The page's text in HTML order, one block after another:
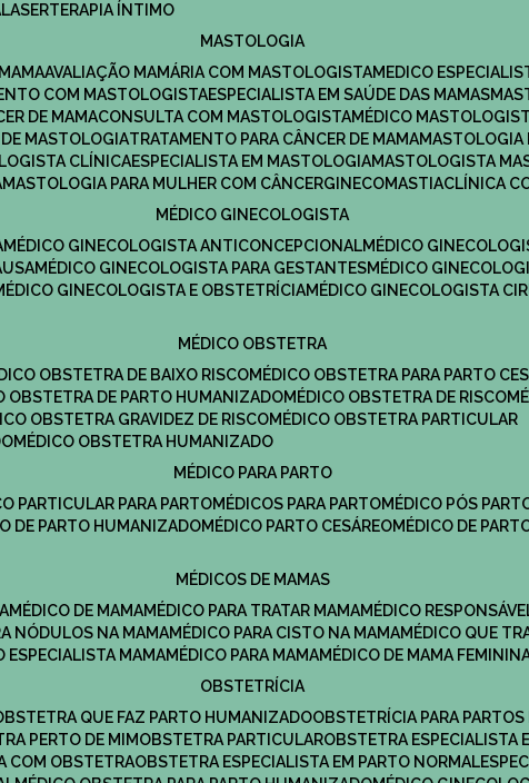
LASERTERAPIA ÍNTIMO
MASTOLOGIA
AVALIAÇÃO MAMÁRIA COM MASTOLOGISTA
MEDICO
COM MASTOLOGISTA ESPECIALISTA EM SAÚDE DAS MAMAS
DE MAMA
CONSULTA COM MASTOLOGISTA MÉDICO
DE MASTOLOGIA TRATAMENTO PARA CÂNCER DE MAMA
CLÍNICA ESPECIALISTA EM MASTOLOGIA
MASTOLOGISTA
MASTOLOGIA PARA MULHER COM CÂNCER GINECOMASTIA
CLÍNICA
MÉDICO GINECOLOGISTA
MÉDICO GINECOLOGISTA ANTICONCEPCIONAL
MÉDICO
MÉDICO GINECOLOGISTA PARA GESTANTES
MÉDICO
MÉDICO GINECOLOGISTA E OBSTETRÍCIA
MÉDICO GINECOLOGISTA
MÉDICO OBSTETRA
OBSTETRA DE BAIXO RISCO
MÉDICO OBSTETRA PARA PARTO
OBSTETRA DE PARTO HUMANIZADO MÉDICO OBSTETRA DE RISCO
OBSTETRA GRAVIDEZ DE RISCO
MÉDICO OBSTETRA PARTICULAR
MÉDICO OBSTETRA HUMANIZADO
MÉDICO PARA PARTO
PARTICULAR PARA PARTO MÉDICOS PARA PARTO MÉDICO PÓS
DE PARTO HUMANIZADO MÉDICO PARTO CESÁREO MÉDICO DE
MÉDICOS DE MAMAS
MÉDICO DE MAMA MÉDICO PARA TRATAR MAMA
MÉDICO
NÓDULOS NA MAMA MÉDICO PARA CISTO NA MAMA
MÉDICO QUE
ESPECIALISTA MAMA MÉDICO PARA MAMA
MÉDICO DE MAMA
OBSTETRÍCIA
OBSTETRA QUE FAZ PARTO HUMANIZADO
OBSTETRÍCIA PARA
PERTO DE MIM OBSTETRA PARTICULAR
OBSTETRA ESPECIALISTA
COM OBSTETRA OBSTETRA ESPECIALISTA EM PARTO NORMAL